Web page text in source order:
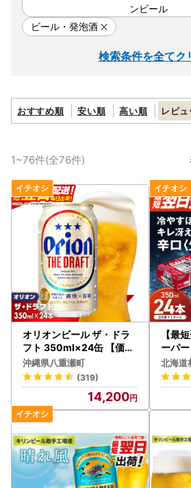
ンビール
ビール・発泡酒
検索条件を全てク
おすすめ順 安い順 高い順 レビ
1~76件(全76件)
オリオンビール ザ・ドラ
フト 350ml×24缶 【価格
改定YI】
沖縄県八重瀬町
(319)
14,200
【最
ーパ
4缶 1
造
北海道